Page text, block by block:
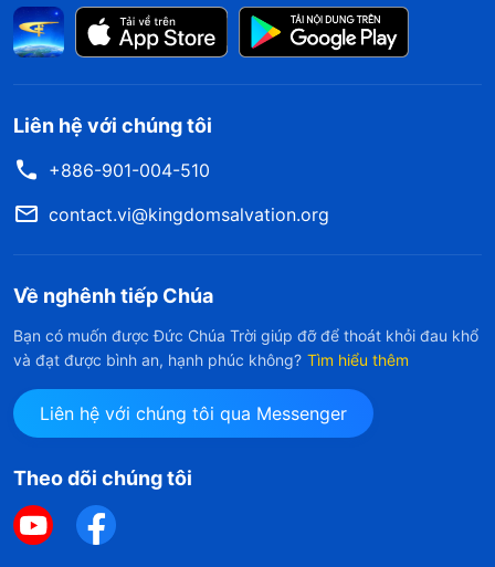
Liên hệ với chúng tôi
+886-901-004-510
contact.vi@kingdomsalvation.org
Về nghênh tiếp Chúa
Bạn có muốn được Đức Chúa Trời giúp đỡ để thoát khỏi đau khổ
và đạt được bình an, hạnh phúc không? Tìm hiểu thêm
Liên hệ với chúng tôi qua Messenger
Theo dõi chúng tôi